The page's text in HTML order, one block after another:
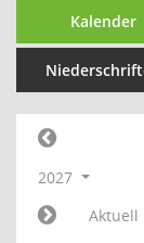
Kalender
2027
Aktuell